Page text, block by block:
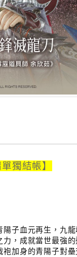
獨結帳】
子血元再生，九
，成就當世最強
加身的青陽子對